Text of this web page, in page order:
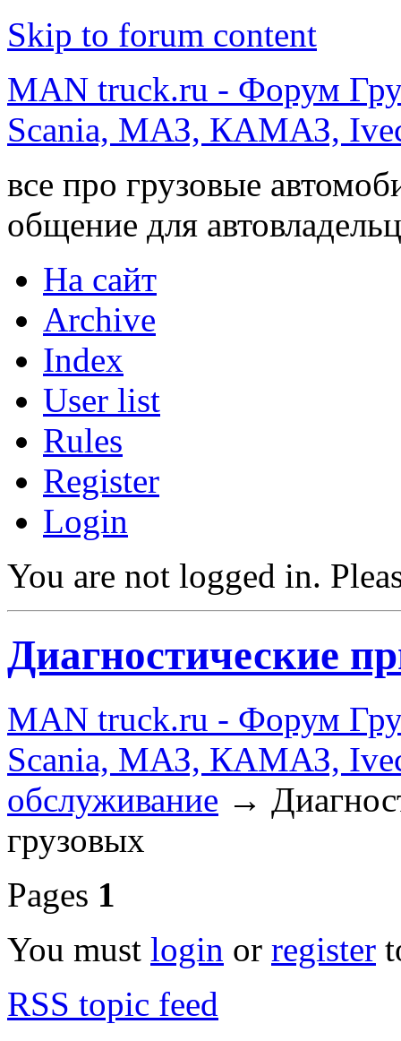
Skip to forum content
MAN truck.ru - Форум
Scania, МАЗ, КАМАЗ,
все про грузовые
общение для
На сайт
Archive
Index
User list
Rules
Register
Login
You are not logged in.
Диагностические
MAN truck.ru - Форум
Scania, МАЗ, КАМАЗ,
обслуживание →
грузовых
Pages 1
You must login or register
RSS topic feed